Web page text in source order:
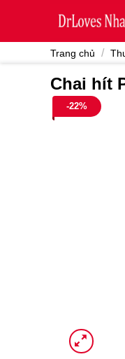
Trang chủ /
Chai hít
-22%